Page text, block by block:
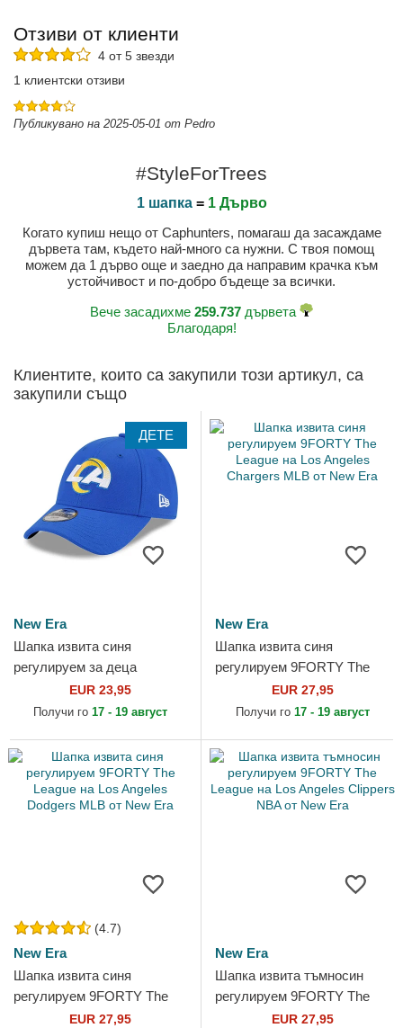
Отзиви от клиенти
4 от 5 звезди
1 клиентски отзиви
Публикувано на 2025-05-01 от Pedro
#StyleForTrees
1 шапка= 1 Дърво
Когато купиш нещо от Caphunters, помагаш да засаждаме
дървета там, където най-много са нужни. С твоя помощ
можем да 1 дърво още и заедно да направим крачка към
устойчивост и по-добро бъдеще за всички.
Вече засадихме 259.737 дървета
Благодаря!
Клиентите, които са закупили този артикул, са
закупили също
ДЕТЕ
New Era
Шапка извита синя
регулируем за деца
9FORTY The League на Los
Angeles Rams NFL от New
EUR 23,95
Получи го 17 - 19 август
New Era
Шапка извита синя
регулируем 9FORTY The
League на Los Angeles
Chargers MLB от New Era
EUR 27,95
Получи го 17 - 19 август
(4.7)
New Era
Шапка извита синя
регулируем 9FORTY The
League на Los Angeles
EUR 27,95
New Era
Шапка извита тъмносин
регулируем 9FORTY The
League на Los Angeles
EUR 27,95